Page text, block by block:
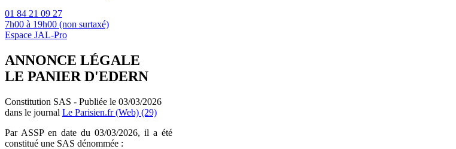
01 84 21 09 27
7h00 à 19h00 (non surtaxé)
Espace JAL-Pro
ANNONCE LÉGALE
LE PANIER D'EDERN
Constitution SAS - Publiée le 03/03/2026
dans le journal Le Parisien.fr (Web) (29)
Par ASSP en date du 03/03/2026, il a été
constitué une SAS dénommée :